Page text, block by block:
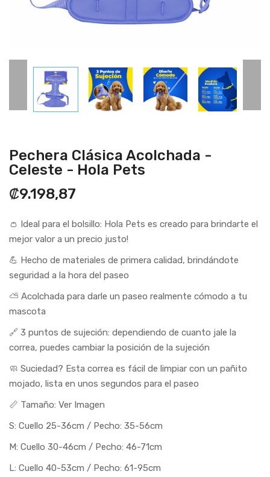
Pechera Clásica Acolchada -
Celeste - Hola Pets
₡9.198,87
👛 Ideal para el bolsillo: Hola Pets es creado para brindarte el
mejor valor a un precio justo!
💪 Hecho de materiales de primera calidad, brindándote
seguridad a la hora del paseo
⛅ Acolchada para darle un paseo realmente cómodo a tu
mascota
🔗 3 puntos de sujeción: dependiendo de cuanto jale la
correa, puedes cambiar la posición de la sujeción
🧼 Suciedad? Esta correa es fácil de limpiar con un pañito
mojado, lista en unos segundos para el paseo
📏 Tamaño: Ver Imagen
S: Cuello 25-36cm / Pecho: 35-56cm
M: Cuello 30-46cm / Pecho: 46-71cm
L: Cuello 40-53cm / Pecho: 61-95cm